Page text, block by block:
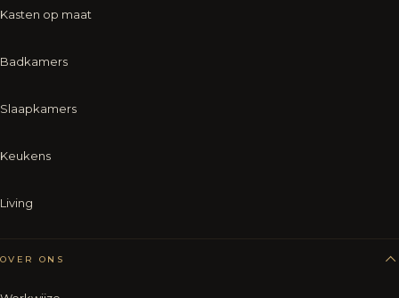
Kasten op maat
Badkamers
Slaapkamers
Keukens
Living
OVER ONS